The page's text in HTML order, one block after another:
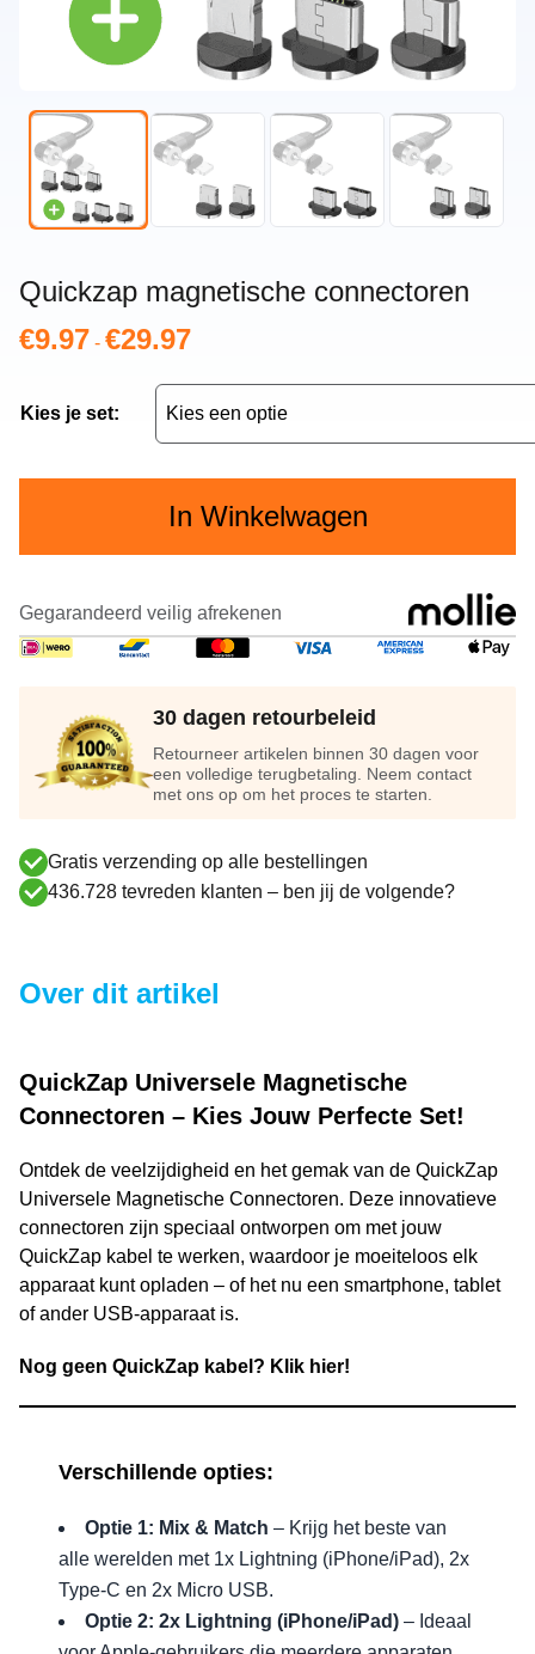
Quickzap magnetische connectoren
€9.97 - €29.97Prijsklasse:
tot
€29.97
Kies je set:
In Winkelwagen
Gegarandeerd veilig afrekenen
30 dagen retourbeleid
Retourneer artikelen binnen 30 dagen voor
een volledige terugbetaling. Neem contact
met ons op om het proces te starten.
Gratis verzending op alle bestellingen
436.728 tevreden klanten – ben jij de volgende?
Over dit artikel
QuickZap Universele Magnetische
Connectoren – Kies Jouw Perfecte Set!
Ontdek de veelzijdigheid en het gemak van de QuickZap
Universele Magnetische Connectoren. Deze innovatieve
connectoren zijn speciaal ontworpen om met jouw
QuickZap kabel te werken, waardoor je moeiteloos elk
apparaat kunt opladen – of het nu een smartphone, tablet
of ander USB-apparaat is.
Nog geen QuickZap kabel? Klik hier!
Verschillende opties:
Optie 1: Mix & Match – Krijg het beste van
alle werelden met 1x Lightning (iPhone/iPad), 2x
Type-C en 2x Micro USB.
Optie 2: 2x Lightning (iPhone/iPad) – Ideaal